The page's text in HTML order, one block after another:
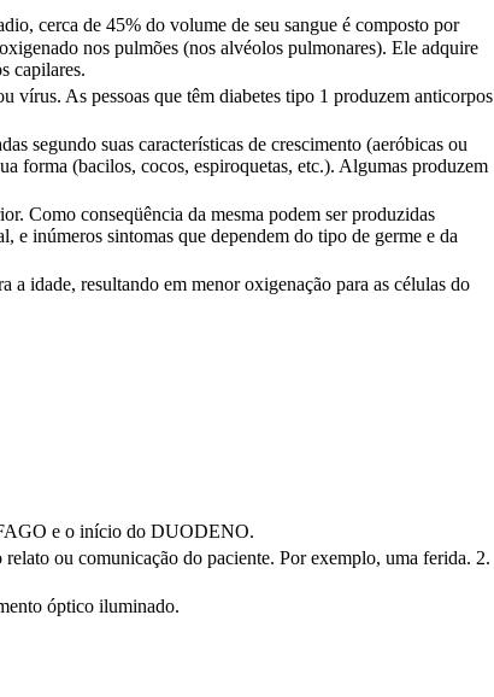
cerca de 45% do volume de seu sangue é composto por
nos pulmões (nos alvéolos pulmonares). Ele adquire
capilares.
vírus. As pessoas que têm diabetes tipo 1 produzem anticorpos
segundo suas características de crescimento (aeróbicas ou
forma (bacilos, cocos, espiroquetas, etc.). Algumas produzem
Como conseqüência da mesma podem ser produzidas
e inúmeros sintomas que dependem do tipo de germe e da
a idade, resultando em menor oxigenação para as células do
e o início do DUODENO.
ou comunicação do paciente. Por exemplo, uma ferida. 2.
óptico iluminado.